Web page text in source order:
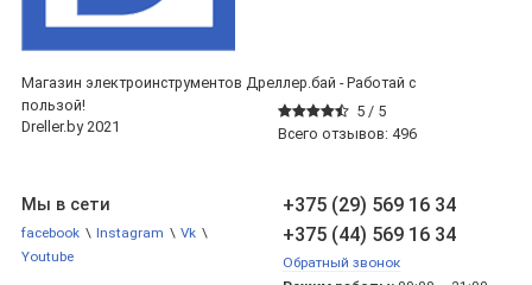
Магазин электроинструментов Дреллер.бай - Работай с
пользой!
5 / 5
Всего отзывов: 496
Dreller.by 2021
+375 (29) 569 16 34
+375 (44) 569 16 34
Обратный звонок
Мы в сети
facebook \ Instagram \ Vk \
Youtube